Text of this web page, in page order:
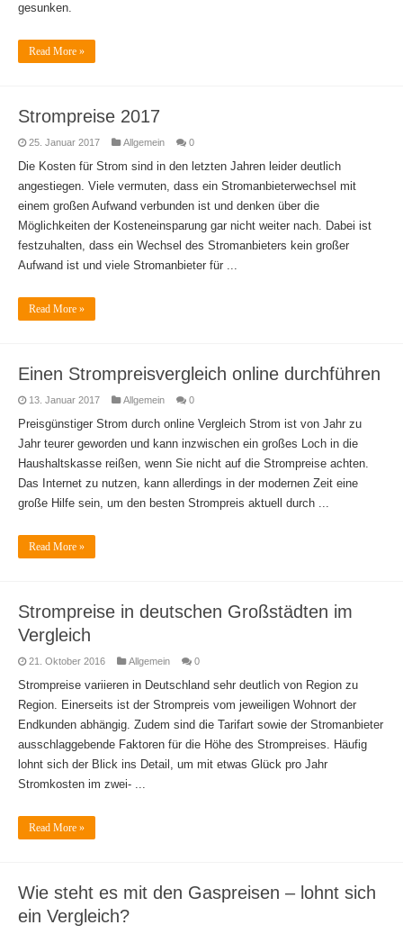
gesunken.
Read More »
Strompreise 2017
25. Januar 2017 Allgemein 0
Die Kosten für Strom sind in den letzten Jahren leider deutlich
angestiegen. Viele vermuten, dass ein Stromanbieterwechsel mit
einem großen Aufwand verbunden ist und denken über die
Möglichkeiten der Kosteneinsparung gar nicht weiter nach. Dabei ist
festzuhalten, dass ein Wechsel des Stromanbieters kein großer
Aufwand ist und viele Stromanbieter für ...
Read More »
Einen Strompreisvergleich online durchführen
13. Januar 2017 Allgemein 0
Preisgünstiger Strom durch online Vergleich Strom ist von Jahr zu
Jahr teurer geworden und kann inzwischen ein großes Loch in die
Haushaltskasse reißen, wenn Sie nicht auf die Strompreise achten.
Das Internet zu nutzen, kann allerdings in der modernen Zeit eine
große Hilfe sein, um den besten Strompreis aktuell durch ...
Read More »
Strompreise in deutschen Großstädten im
Vergleich
21. Oktober 2016 Allgemein 0
Strompreise variieren in Deutschland sehr deutlich von Region zu
Region. Einerseits ist der Strompreis vom jeweiligen Wohnort der
Endkunden abhängig. Zudem sind die Tarifart sowie der Stromanbieter
ausschlaggebende Faktoren für die Höhe des Strompreises. Häufig
lohnt sich der Blick ins Detail, um mit etwas Glück pro Jahr
Stromkosten im zwei- ...
Read More »
Wie steht es mit den Gaspreisen – lohnt sich
ein Vergleich?